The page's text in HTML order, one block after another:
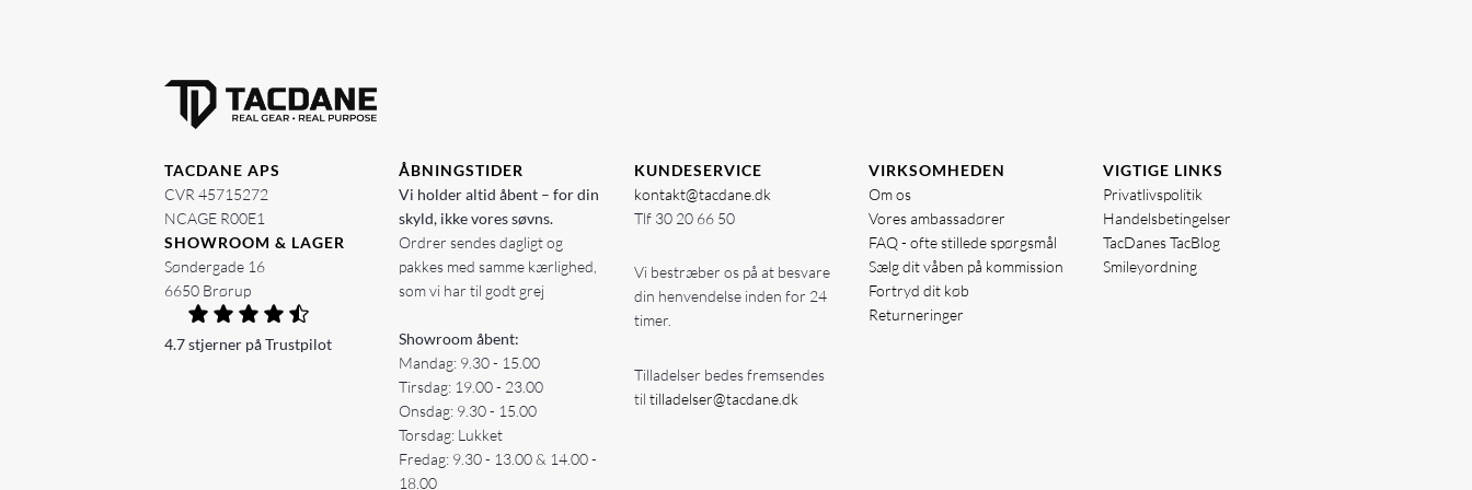
TACDANE APS
CVR 45715272
NCAGE R00E1
SHOWROOM & LAGER
Søndergade 16
6650 Brørup
4.7 stjerner på Trustpilot
ÅBNINGSTIDER
Vi holder altid åbent – for din
skyld, ikke vores søvns.
Ordrer sendes dagligt og
pakkes med samme kærlighed,
som vi har til godt grej
Showroom åbent:
Mandag: 9.30 - 15.00
Tirsdag: 19.00 - 23.00
Onsdag: 9.30 - 15.00
Torsdag: Lukket
Fredag: 9.30 - 13.00 & 14.00 -
18.00
KUNDESERVICE
kontakt@tacdane.dk
Tlf 30 20 66 50
Vi bestræber os på at besvare
din henvendelse inden for 24
timer.
Tilladelser bedes fremsendes
til tilladelser@tacdane.dk
VIRKSOMHEDEN
Om os
Vores ambassadører
FAQ - ofte stillede spørgsmål
Sælg dit våben på kommission
Fortryd dit køb
Returneringer
VIGTIGE LINKS
Privatlivspolitik
Handelsbetingelser
TacDanes TacBlog
Smileyordning